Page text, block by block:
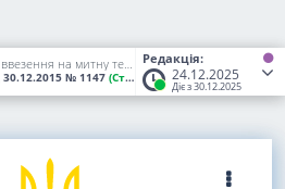
Редакція:
24.12.2025
Діє з 30.12.2025
Про заборону ввезення на митну територію України товарів, що походять з Російської Федерації
30.12.2015 № 1147 (Статус: Чинний)